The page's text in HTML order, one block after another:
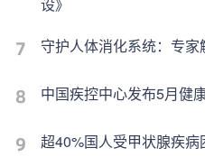
设》
守护人体消化系统：专
中国疾控中心发布5月健
超40%国人受甲状腺疾